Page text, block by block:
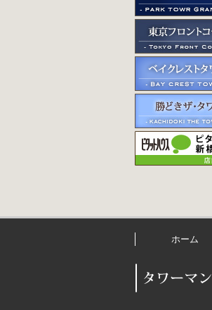
ホーム